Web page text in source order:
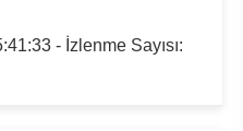
- İzlenme Sayısı: